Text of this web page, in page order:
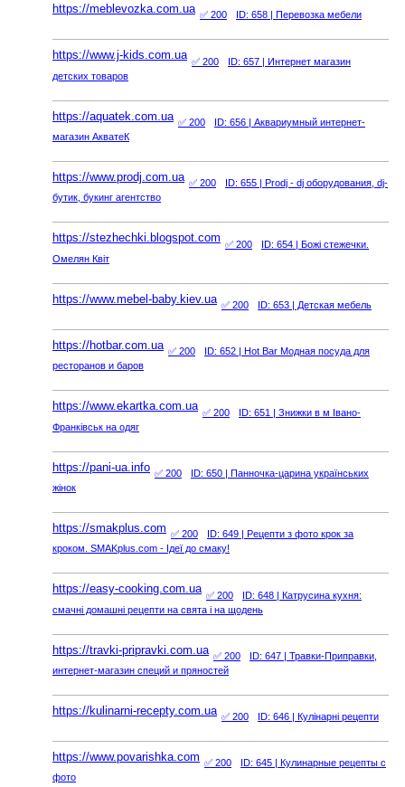
https://meblevozka.com.ua ✅ 200 ID: 658 | Перевозка мебели
https://www.j-kids.com.ua ✅ 200 ID: 657 | Интернет магазин
детских товаров
https://aquatek.com.ua ✅ 200 ID: 656 | Аквариумный интернет-
магазин АкватеК
https://www.prodj.com.ua ✅ 200 ID: 655 | Prodj - dj оборудования, dj-
бутик, букинг агентство
https://stezhechki.blogspot.com ✅ 200 ID: 654 | Божі стежечки.
Омелян Квіт
https://www.mebel-baby.kiev.ua ✅ 200 ID: 653 | Детская мебель
https://hotbar.com.ua ✅ 200 ID: 652 | Hot Bar Модная посуда для
ресторанов и баров
https://www.ekartka.com.ua ✅ 200 ID: 651 | Знижки в м Івано-
Франківськ на одяг
https://pani-ua.info ✅ 200 ID: 650 | Панночка-царина українських
жінок
https://smakplus.com ✅ 200 ID: 649 | Рецепти з фото крок за
кроком. SMAKplus.com - Ідеї до смаку!
https://easy-cooking.com.ua ✅ 200 ID: 648 | Катрусина кухня:
смачні домашні рецепти на свята і на щодень
https://travki-pripravki.com.ua ✅ 200 ID: 647 | Травки-Приправки,
интернет-магазин специй и пряностей
https://kulinarni-recepty.com.ua ✅ 200 ID: 646 | Кулінарні рецепти
https://www.povarishka.com ✅ 200 ID: 645 | Кулинарные рецепты с
фото